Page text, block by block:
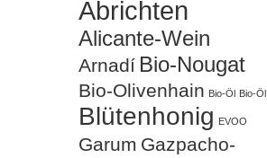
Abrichten
Alicante-Wein
Arnadí Bio-Nougat
Bio-Olivenhain Bio-Öl Bio-Öl
Blütenhonig EVOO
Garum Gazpacho-